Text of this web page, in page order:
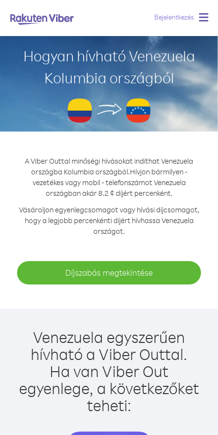
Bejelentkezés
Hogyan hívható Venezuela
Kolumbia országból
A Viber Outtal minőségi hívásokat indíthat Venezuela
országba Kolumbia országból.Hívjon bármilyen -
vezetékes vagy mobil - telefonszámot Venezuela
országban akár 8.2 ¢ díjért percenként.
Vásároljon egyenlegcsomagot vagy hívási díjcsomagot,
hogy a legjobb percenkénti díjért hívhassa Venezuela
országot.
Díjszabás megtekintése
Venezuela egyszerűen
hívható a Viber Outtal.
Ha van Viber Out
egyenlege, a következőket
teheti: